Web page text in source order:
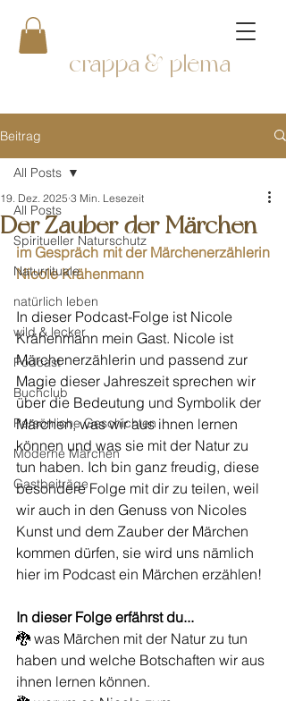
crappa & plema
Beitrag
All Posts
Spiritueller Naturschutz
Naturrituale
natürlich leben
wild & lecker
Podcast
Buchclub
Persönliche Geschichten
Moderne Märchen
Gastbeiträge
All Posts
Der Zauber der Märchen
19. Dez. 2025 3 Min. Lesezeit
im Gespräch mit der Märchenerzählerin
Nicole Krähenmann
In dieser Podcast-Folge ist Nicole
Krähenmann mein Gast. Nicole ist
Märchenerzählerin und passend zur
Magie dieser Jahreszeit sprechen wir
über die Bedeutung und Symbolik der
Märchen, was wir aus ihnen lernen
können und was sie mit der Natur zu
tun haben. Ich bin ganz freudig, diese
besondere Folge mit dir zu teilen, weil
wir auch in den Genuss von Nicoles
Kunst und dem Zauber der Märchen
kommen dürfen, sie wird uns nämlich
hier im Podcast ein Märchen erzählen!
In dieser Folge erfährst du...
🐉 was Märchen mit der Natur zu tun
haben und welche Botschaften wir aus
ihnen lernen können.